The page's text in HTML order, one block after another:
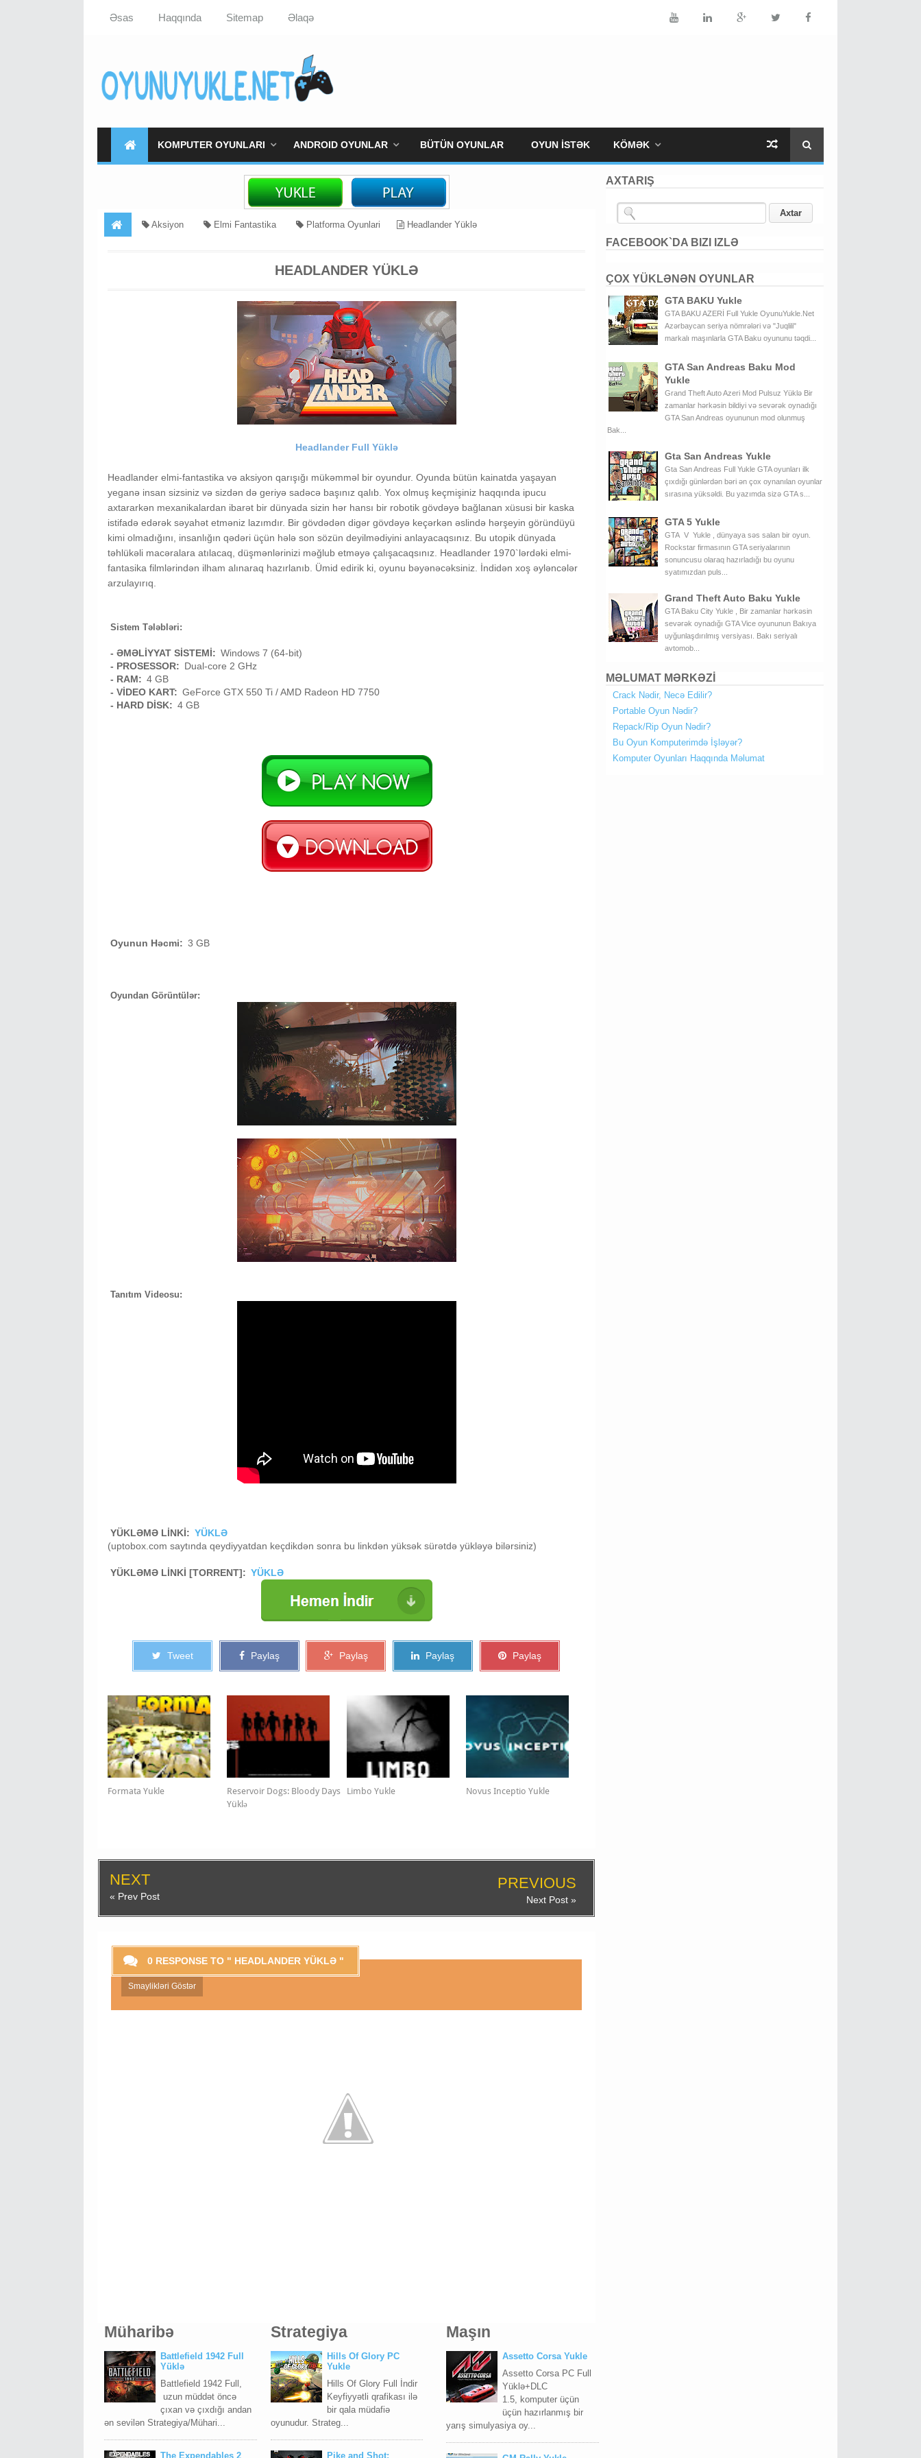
Əsas Haqqında Sitemap Əlaqə
KOMPUTER OYUNLARI ANDROID OYUNLAR BÜTÜN OYUNLAR OYUN İSTƏK KÖMƏK
Aksiyon Elmi Fantastika Platforma Oyunlari Headlander Yüklə
HEADLANDER YÜKLƏ
Headlander Full Yüklə
Headlander elmi-fantastika və aksiyon qarışığı mükəmməl bir oyundur. Oyunda bütün kainatda yaşayan
yeganə insan sizsiniz və sizdən də geriyə sadəcə başınız qalıb. Yox olmuş keçmişiniz haqqında ipucu
axtararkən mexanikalardan ibarət bir dünyada sizin hər hansı bir robotik gövdəyə bağlanan xüsusi bir kaska
istifadə edərək səyahət etməniz lazımdır. Bir gövdədən digər gövdəyə keçərkən əslində hərşeyin göründüyü
kimi olmadığını, insanlığın qədəri üçün hələ son sözün deyilmədiyini anlayacaqsınız. Bu utopik dünyada
təhlükəli macəralara atılacaq, düşmənlərinizi məğlub etməyə çalışacaqsınız. Headlander 1970`lərdəki elmi-
fantasika filmlərindən ilham alınaraq hazırlanıb. Ümid edirik ki, oyunu bəyənəcəksiniz. İndidən xoş əyləncələr
arzulayırıq.
Sistem Tələbləri:
- ƏMƏLİYYAT SİSTEMİ: Windows 7 (64-bit)
- PROSESSOR: Dual-core 2 GHz
- RAM: 4 GB
- VİDEO KART: GeForce GTX 550 Ti / AMD Radeon HD 7750
- HARD DİSK: 4 GB
Oyunun Həcmi: 3 GB
Oyundan Görüntülər:
Tanıtım Videosu:
YÜKLƏMƏ LİNKİ: YÜKLƏ
(uptobox.com saytında qeydiyyatdan keçdikdən sonra bu linkdən yüksək sürətdə yükləyə bilərsiniz)
YÜKLƏMƏ LİNKİ [TORRENT]: YÜKLƏ
Tweet Paylaş Paylaş Paylaş Paylaş
Formata Yukle
Reservoir Dogs: Bloody Days
Yüklə
Limbo Yukle Novus Inceptio Yukle
NEXT
« Prev Post
PREVIOUS
Next Post »
0 RESPONSE TO " HEADLANDER YÜKLƏ "
Smaylikləri Göstər
Müharibə
Battlefield 1942 Full
Yüklə
Battlefield 1942 Full,
uzun müddət öncə
çıxan və çıxdığı andan
ən sevilən Strategiya/Mühari...
The Expendables 2
Maşın
Assetto Corsa Yukle
Assetto Corsa PC Full
Yüklə+DLC
1.5, komputer üçün
üçün hazırlanmış bir
yarış simulyasiya oy...
Strategiya
Hills Of Glory PC
Yukle
Hills Of Glory Full İndir
Keyfiyyətli qrafikası ilə
bir qala müdafiə
oyunudur. Strateg...
Pike and Shot:
AXTARIŞ
FACEBOOK`DA BIZI IZLƏ
ÇOX YÜKLƏNƏN OYUNLAR
GTA BAKU Yukle
GTA BAKU AZERİ Full Yukle OyunuYukle.Net
Azərbaycan seriya nömrələri və "Juqlili"
markalı maşınlarla GTA Baku oyununu təqdi...
GTA San Andreas Baku Mod
Yukle
Grand Theft Auto Azeri Mod Pulsuz Yüklə Bir
zamanlar hərkəsin bildiyi və sevərək oynadığı
GTA San Andreas oyununun mod olunmuş
Bak...
Gta San Andreas Yukle
Gta San Andreas Full Yukle GTA oyunları ilk
çıxdığı günlərdən bəri ən çox oynanılan oyunlar
sırasına yüksəldi. Bu yazımda sizə GTA s...
GTA 5 Yukle
GTA V Yukle , dünyaya səs salan bir oyun.
Rockstar firmasının GTA seriyalarının
sonuncusu olaraq hazırladığı bu oyunu
syatımızdan puls...
Grand Theft Auto Baku Yukle
GTA Baku City Yukle , Bir zamanlar hərkəsin
sevərək oynadığı GTA Vice oyununun Bakıya
uyğunlaşdırılmış versiyası. Bakı seriyalı
avtomob...
MƏLUMAT MƏRKƏZİ
Crack Nədir, Necə Edilir?
Portable Oyun Nədir?
Repack/Rip Oyun Nədir?
Bu Oyun Komputerimdə İşləyər?
Komputer Oyunları Haqqında Məlumat